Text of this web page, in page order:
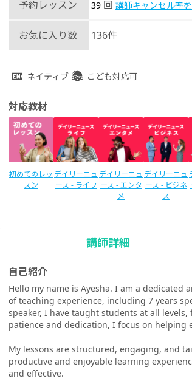
予約レッスン 39 回 講師キャンセル率
お気に入り数 136件
ネイティブ こども対応可
対応教材
初めてのレッ
スン
デイリーニュ
ース - ライフ
デイリーニュ
ース - エンタ
メ
デイリーニュ
ース - ビジネ
ス
2（教科書準
拠）
スピーキング
テスト対策
スピーキング
テスト対策
TOEIC®L&R TOEIC®L&R
講師詳細
自己紹介
Hello my name is Ayesha. I am a dedicated
of teaching experience, including 7 years
speaker, I have taught students at all
patience and dedication, I focus on helping
My lessons are structured, engaging, and
productive and enjoyable learning
and effective.